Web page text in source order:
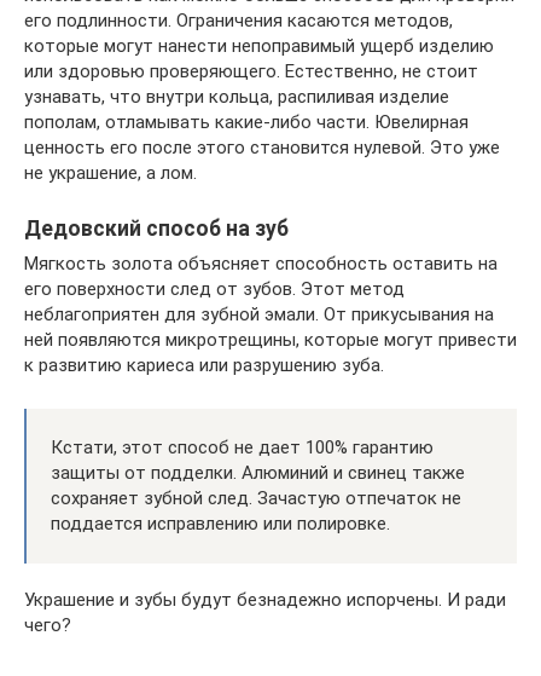
его подлинности. Ограничения касаются методов,
которые могут нанести непоправимый ущерб изделию
или здоровью проверяющего. Естественно, не стоит
узнавать, что внутри кольца, распиливая изделие
пополам, отламывать какие-либо части. Ювелирная
ценность его после этого становится нулевой. Это уже
не украшение, а лом.
Дедовский способ на зуб
Мягкость золота объясняет способность оставить на
его поверхности след от зубов. Этот метод
неблагоприятен для зубной эмали. От прикусывания на
ней появляются микротрещины, которые могут привести
к развитию кариеса или разрушению зуба.
Кстати, этот способ не дает 100% гарантию
защиты от подделки. Алюминий и свинец также
сохраняет зубной след. Зачастую отпечаток не
поддается исправлению или полировке.
Украшение и зубы будут безнадежно испорчены. И ради
чего?